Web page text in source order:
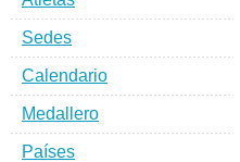
Sedes
Calendario
Medallero
Países